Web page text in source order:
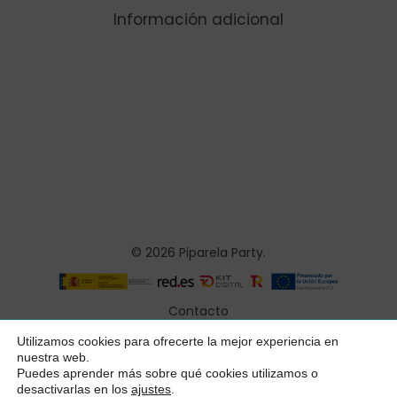
Subtotal: 0,00
Información adicional
© 2026 Piparela Party.
Contacto
Aviso legal
Política de privacidad
Utilizamos cookies para ofrecerte la mejor experiencia en
nuestra web.
Puedes aprender más sobre qué cookies utilizamos o
desactivarlas en los ajustes